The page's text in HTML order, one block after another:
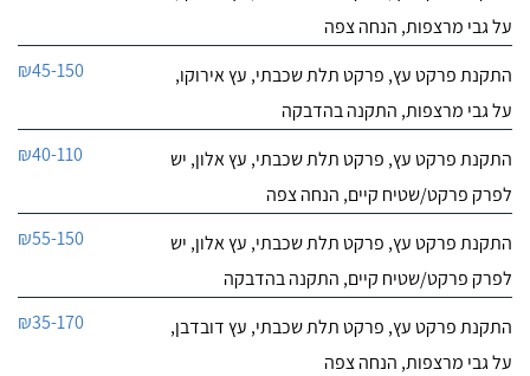
על גבי מרצפות, הנחה צפה
התקנת פרקט עץ, פרקט תלת שכבתי, עץ אירוקו,
על גבי מרצפות, התקנה בהדבקה
₪45-150
התקנת פרקט עץ, פרקט תלת שכבתי, עץ אלון, יש
לפרק פרקט/שטיח קיים, הנחה צפה
₪40-110
התקנת פרקט עץ, פרקט תלת שכבתי, עץ אלון, יש
לפרק פרקט/שטיח קיים, התקנה בהדבקה
₪55-150
התקנת פרקט עץ, פרקט תלת שכבתי, עץ דובדבן,
על גבי מרצפות, הנחה צפה
₪35-170